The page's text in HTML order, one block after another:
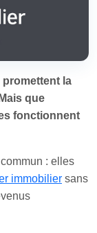
la
que
fonctionnent
: elles
immobilier sans